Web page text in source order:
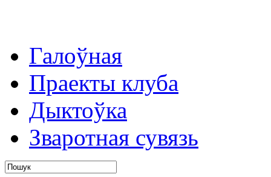
Галоўная
Праекты клуба
Дыктоўка
Зваротная сувязь